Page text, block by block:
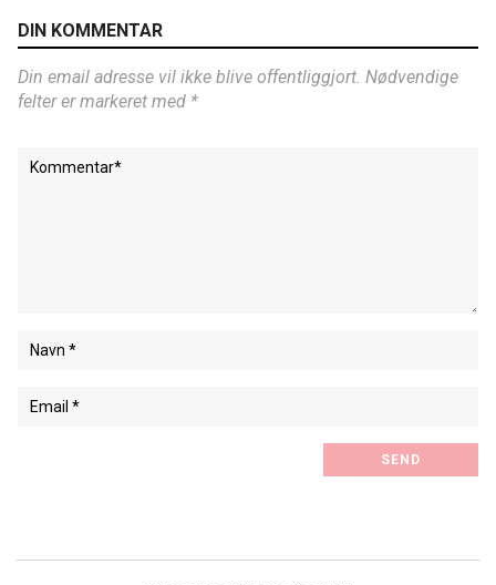
DIN KOMMENTAR
Din email adresse vil ikke blive offentliggjort. Nødvendige
felter er markeret med *